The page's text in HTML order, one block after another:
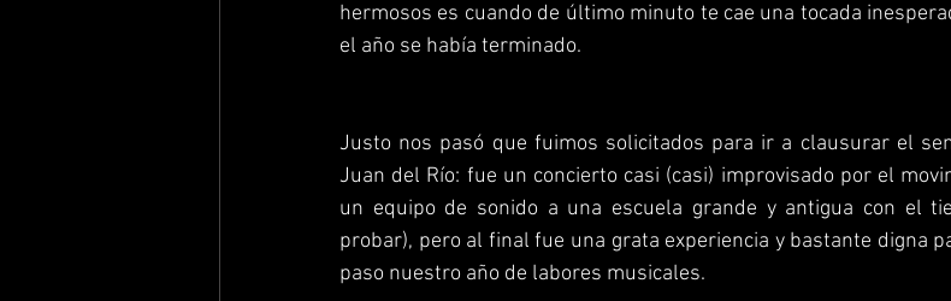
hermosos es cuando de último minuto te cae una tocada
el año se había terminado.
Justo nos pasó que fuimos solicitados para ir a clausurar el
Juan del Río: fue un concierto casi (casi) improvisado por el
un equipo de sonido a una escuela grande y antigua con el
probar), pero al final fue una grata experiencia y bastante digna
paso nuestro año de labores musicales.